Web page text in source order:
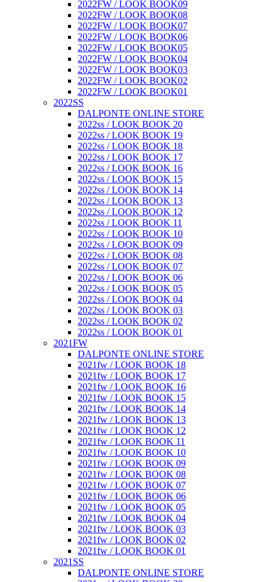
2022FW / LOOK BOOK09
2022FW / LOOK BOOK08
2022FW / LOOK BOOK07
2022FW / LOOK BOOK06
2022FW / LOOK BOOK05
2022FW / LOOK BOOK04
2022FW / LOOK BOOK03
2022FW / LOOK BOOK02
2022FW / LOOK BOOK01
2022SS
DALPONTE ONLINE STORE
2022ss / LOOK BOOK 20
2022ss / LOOK BOOK 19
2022ss / LOOK BOOK 18
2022ss / LOOK BOOK 17
2022ss / LOOK BOOK 16
2022ss / LOOK BOOK 15
2022ss / LOOK BOOK 14
2022ss / LOOK BOOK 13
2022ss / LOOK BOOK 12
2022ss / LOOK BOOK 11
2022ss / LOOK BOOK 10
2022ss / LOOK BOOK 09
2022ss / LOOK BOOK 08
2022ss / LOOK BOOK 07
2022ss / LOOK BOOK 06
2022ss / LOOK BOOK 05
2022ss / LOOK BOOK 04
2022ss / LOOK BOOK 03
2022ss / LOOK BOOK 02
2022ss / LOOK BOOK 01
2021FW
DALPONTE ONLINE STORE
2021fw / LOOK BOOK 18
2021fw / LOOK BOOK 17
2021fw / LOOK BOOK 16
2021fw / LOOK BOOK 15
2021fw / LOOK BOOK 14
2021fw / LOOK BOOK 13
2021fw / LOOK BOOK 12
2021fw / LOOK BOOK 11
2021fw / LOOK BOOK 10
2021fw / LOOK BOOK 09
2021fw / LOOK BOOK 08
2021fw / LOOK BOOK 07
2021fw / LOOK BOOK 06
2021fw / LOOK BOOK 05
2021fw / LOOK BOOK 04
2021fw / LOOK BOOK 03
2021fw / LOOK BOOK 02
2021fw / LOOK BOOK 01
2021SS
DALPONTE ONLINE STORE